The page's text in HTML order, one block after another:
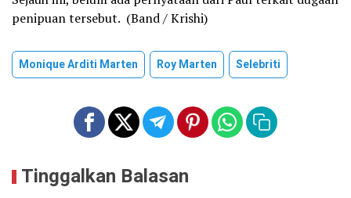
penipuan tersebut. (Band / Krishi)
Monique Arditi Marten Roy Marten Selebriti
Tinggalkan Balasan